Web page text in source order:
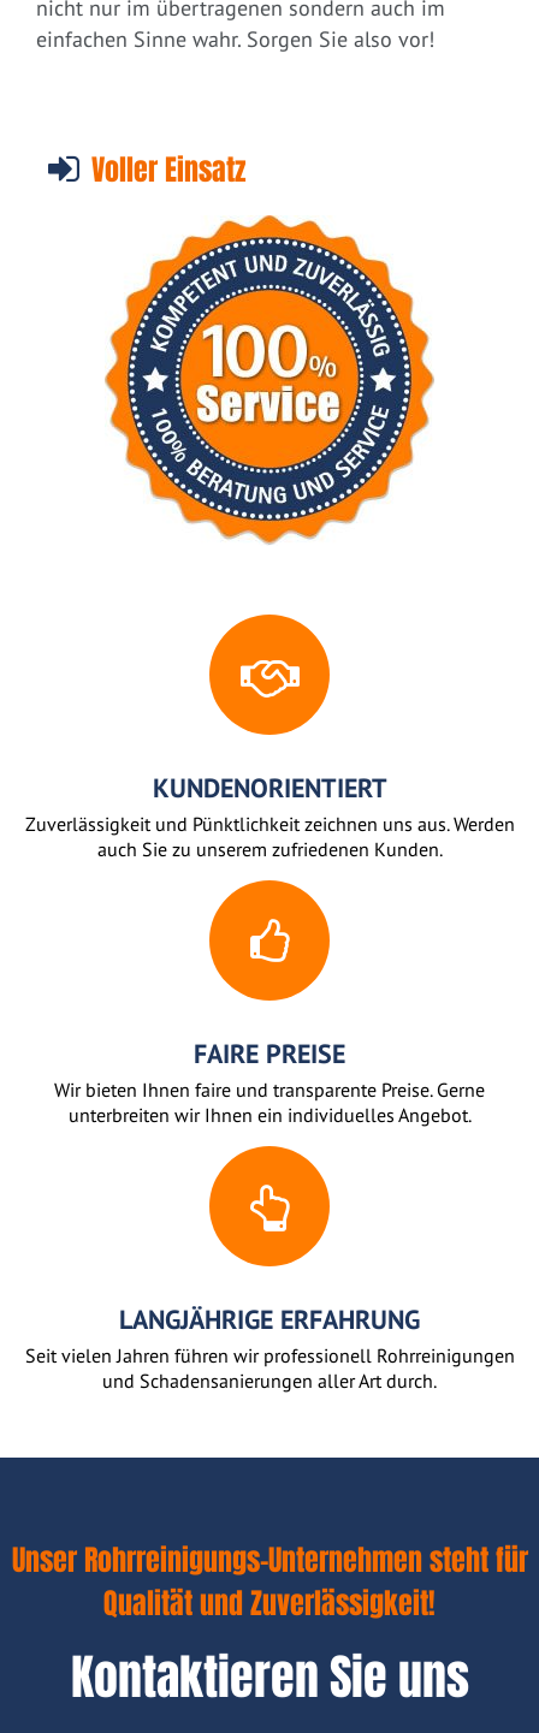
nicht nur im übertragenen sondern auch im
einfachen Sinne wahr. Sorgen Sie also vor!
Voller Einsatz
KUNDENORIENTIERT
Zuverlässigkeit und Pünktlichkeit zeichnen uns aus. Werden
auch Sie zu unserem zufriedenen Kunden.
FAIRE PREISE
Wir bieten Ihnen faire und transparente Preise. Gerne
unterbreiten wir Ihnen ein individuelles Angebot.
LANGJÄHRIGE ERFAHRUNG
Seit vielen Jahren führen wir professionell Rohrreinigungen
und Schadensanierungen aller Art durch.
Unser Rohrreinigungs-Unternehmen steht für
Qualität und Zuverlässigkeit!
Kontaktieren Sie uns